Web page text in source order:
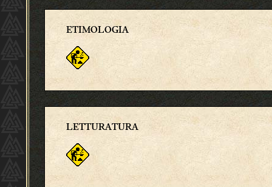
ETIMOLOGIA
LETTURATURA